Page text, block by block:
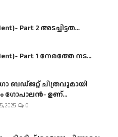
Part 2 അടച്ചിട്ടത...
Part 1 നേരത്തേ നട...
ബഡ്ജറ്റ് ചിത്രവുമായി
ഉണ്...
2025 0